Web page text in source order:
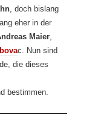
, doch bislang
eher in der
Maier
c. Nun sind
die dieses
bestimmen.